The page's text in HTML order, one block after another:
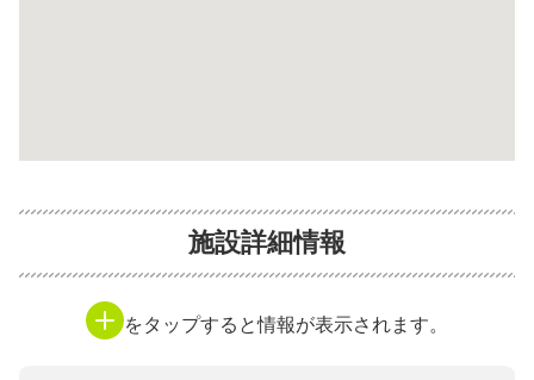
施設詳細情報
をタップすると情報が表示されます。